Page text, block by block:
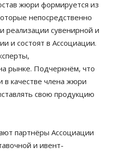
жюри формируется из
непосредственно
реализации сувенирной и
и состоят в Ассоциации.
рынке. Подчеркнём, что
в качестве члена жюри
свою продукцию
партнёры Ассоциации
и ивент-